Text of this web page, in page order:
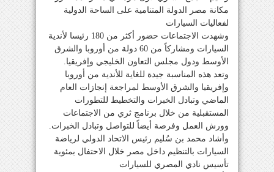
مكانة مصر الدولة المتنامية على الساحة الدولية
لفعاليات السيارات
وشهدت الاجتماعات حضور أكثر من 180 رئيسا لأندية
السيارات ومشاركاً من 60 دولة من أوروبا والشرق
الأوسط ودول مجلس التعاون الخليجي وإفريقيا.
وتعد هذه المناسبة جيدة للغاية للأندية من أوروبا
وإفريقيا والشرق الأوسط لمراجعة إنجازات العام
الماضي وتبادل الخبرات والتخطيط للتطورات
المستقبلية من خلال برنامج ثري من الاجتماعات
وورش العمل وفرصة أيضاً للتواصل وتبادل الخبرات.
وأشاد محمد بن سُليم رئيس الاتحاد الدولي لرياضة
السيارات بالتنظيم داخل مصر خلال الاحتفال بمئوية
تأسيس نادي المصري للسيارات